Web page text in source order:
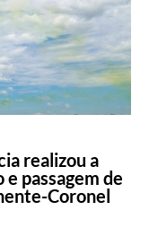
realizou a
passagem de
Coronel